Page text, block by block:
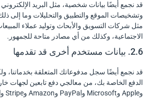
قد نجمع أيضًا بيانات شخصية، مثل البريد
وتشخيصات الموقع والتطبيق والتحليلات وما إلى
مثل شركات التسويق والأبحاث وتوليد عملاء
الاجتماعية، وكذلك من أي مصادر متاحة للجمهور.
2.6. بيانات مستخدم أخرى قد تقدمها
قد نجمع أيضًا سجل مدفوعاتك المتعلقة بخدماتنا،
وApple وMicrosoft وPayPal وAmazon وStripe وPaymentwall.